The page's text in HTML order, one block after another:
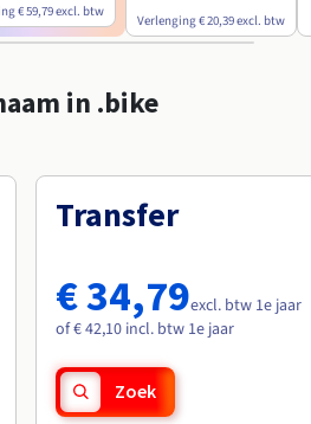
€ 59,79excl. btw
Verlenging € 20,39excl. btw
in .bike
Transfer
€ 34,79excl. btw 1e jaar
of € 42,10 incl. btw 1e jaar
Zoek